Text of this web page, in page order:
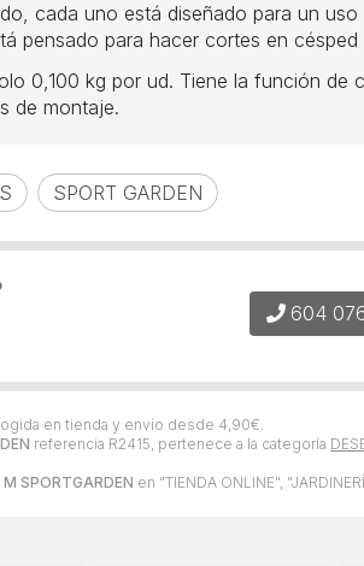
en tienda y envío desde 4,90€.
referencia R2415, pertenece a la categoría
SPORTGARDEN en "TIENDA ONLINE",
cada uno está diseñado para un
pensado para hacer cortes en césped
0,100 kg por ud. Tiene la función de
de montaje.
SPORT GARDEN
604